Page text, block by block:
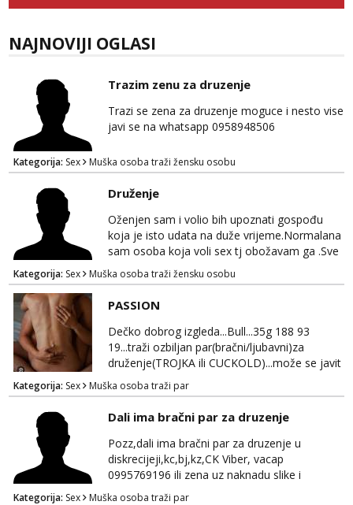
Anđela
Tel:064/677-677- Kod: #142
NAJNOVIJI OGLASI
Trazim zenu za druzenje
Trazi se zena za druzenje moguce i nesto vise
javi se na whatsapp 0958948506
Kategorija: Sex Muška osoba traži žensku osobu
Druženje
Oženjen sam i volio bih upoznati gospođu
koja je isto udata na duže vrijeme.Normalana
sam osoba koja voli sex tj obožavam ga .Sve
ostalo možemo srediti u hodu naravno
diskrecija mi je najvažnija.Prostor je moj
.Molim samo normalne osobe bez nekih
bonova zahtjeva i traženja novca sa bilo koje
strane.Ajmo uživati i svatko svojim putem
Kategorija: Sex Muška osoba traži žensku osobu
PASSION
Dečko dobrog izgleda...Bull...35g 188 93
19...traži ozbiljan par(bračni/ljubavni)za
druženje(TROJKA ili CUCKOLD)...može se javit
i solo Ž...kojoj fali uzbuđenja i
strasti...područje otoka Murtera i bliža
okolica...WhatsApp...Telegram
Kategorija: Sex Muška osoba traži par
Dali ima bračni par za druzenje
Pozz,dali ima bračni par za druzenje u
diskrecijeji,kc,bj,kz,CK Viber, vacap
0995769196 ili zena uz naknadu slike i
dopisivanje ne zanima me
Kategorija: Sex Muška osoba traži par